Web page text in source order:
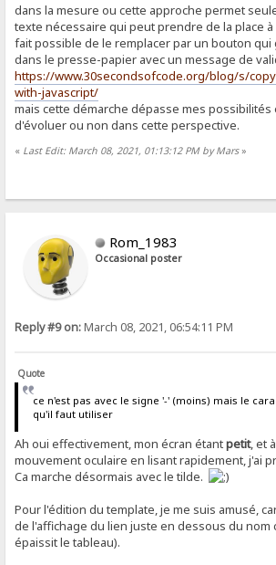
dans la mesure ou cette approche permet
texte nécessaire qui peut prendre de la place à
fait possible de le remplacer par un bouton qui
dans le presse-papier avec un message de
https://www.30secondsofcode.org/blog/s/
with-javascript/
mais cette démarche dépasse mes possibilités
d'évoluer ou non dans cette perspective.
« Last Edit: March 08, 2021, 01:13:12 PM by Mars»
Rom_1983
Occasional poster
Reply #9 on:March 08, 2021, 06:54:11 PM
Quote
ce n'est pas avec le signe '-' (moins) mais le
qu'il faut utiliser
Ah oui effectivement, mon écran étantpetit, et
mouvement oculaire en lisant rapidement, j'ai
Ca marche désormais avec le tilde.
Pour l'édition du template, je me suis amusé,
de l'affichage du lien juste en dessous du nom
épaissit le tableau).